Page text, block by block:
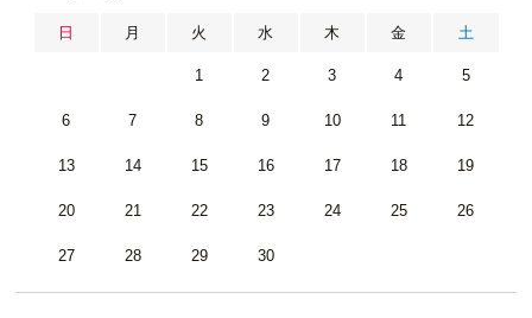
日 月 火 水 木 金 土
1 2 3 4 5
6 7 8 9 10 11 12
13 14 15 16 17 18 19
20 21 22 23 24 25 26
27 28 29 30